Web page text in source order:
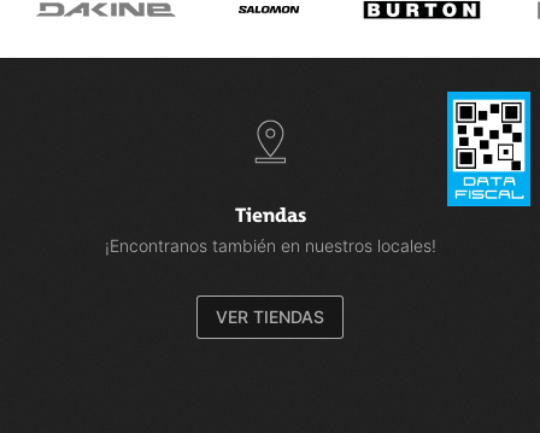
Tiendas
¡Encontranos también en nuestros locales!
VER TIENDAS